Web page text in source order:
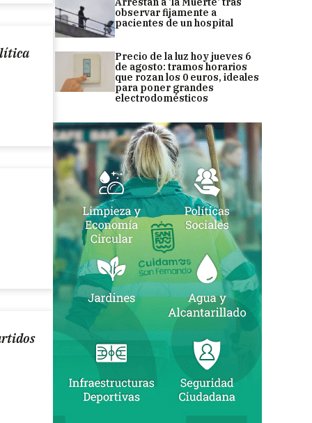
observar fijamente a
pacientes de un hospital
Precio de la luz hoy jueves 6
de agosto: tramos horarios
que rozan los 0 euros, ideales
para poner grandes
electrodomésticos